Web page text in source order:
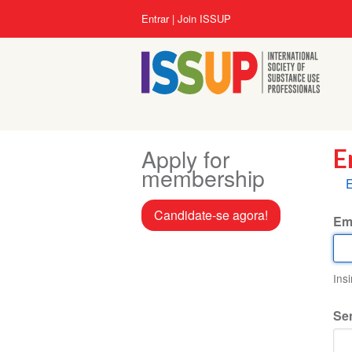
Menu
da
conta
do
usuário
Entrar Join ISSUP
Apply for
membership
Candidate-se agora!